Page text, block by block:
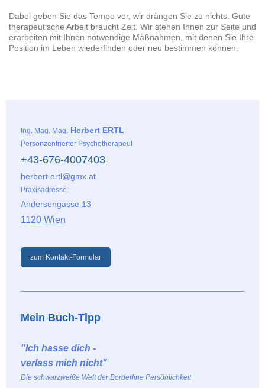
Dabei geben Sie das Tempo vor, wir drängen Sie zu nichts. Gute
therapeutische Arbeit braucht Zeit. Wir stehen Ihnen zur Seite und
erarbeiten mit Ihnen notwendige Maßnahmen, mit denen Sie Ihre
Position im Leben wiederfinden oder neu bestimmen können.
Ing. Mag. Mag. Herbert ERTL
Personzentrierter Psychotherapeut
+43-676-4007403
herbert.ertl@gmx.at
Praxisadresse:
Andersengasse 13
1120 Wien
zum Kontakt-Formular
Mein Buch-Tipp
"Ich hasse dich -
verlass mich nicht"
Die schwarzweiße Welt der Borderline Persönlichkeit